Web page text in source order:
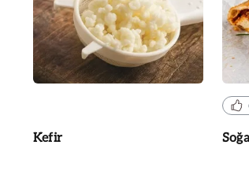
Kefir